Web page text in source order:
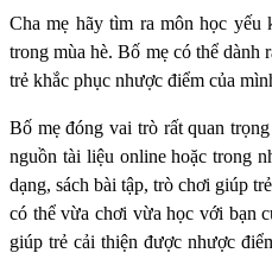
Cha mẹ hãy tìm ra môn học yếu
trong mùa hè. Bố mẹ có thể dành
trẻ khắc phục nhược điểm của
Bố mẹ đóng vai trò rất quan
nguồn tài liệu online hoặc trong
dạng, sách bài tập, trò chơi giúp
có thể vừa chơi vừa học với bạn
giúp trẻ cải thiện được nhược